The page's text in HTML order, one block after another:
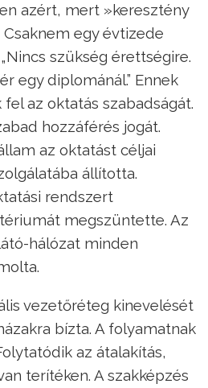
azért, mert »keresztény
egy évtizede
szükség érettségire.
egy diplománál.” Ennek
az oktatás szabadságát.
hozzáférés jogát.
az oktatást céljai
állította.
rendszert
megszüntette. Az
hálózat minden
vezetőréteg kinevelését
bízta. A folyamatnak
az átalakítás,
terítéken. A szakképzés